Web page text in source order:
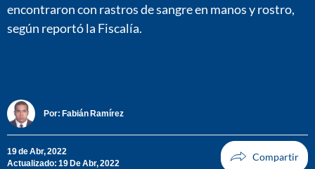
encontraron con rastros de sangre en manos y rostro,
según reportó la Fiscalía.
Por: Fabián Ramírez
19 de Abr, 2022
Actualizado: 19 De Abr, 2022